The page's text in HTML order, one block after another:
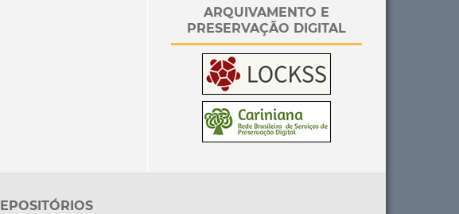
ARQUIVAMENTO E
PRESERVAÇÃO DIGITAL